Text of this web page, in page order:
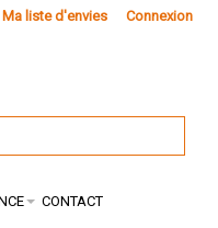
Ma liste d'envies Connexion
CONTACT